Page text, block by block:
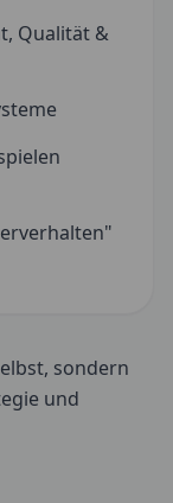
Qualität &
sondern
und